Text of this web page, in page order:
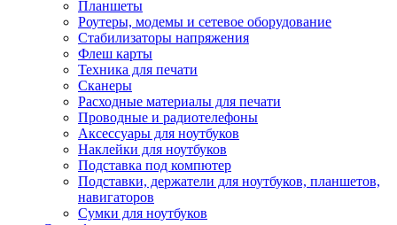
Планшеты
Роутеры, модемы и сетевое оборудование
Стабилизаторы напряжения
Флеш карты
Техника для печати
Сканеры
Расходные материалы для печати
Проводные и радиотелефоны
Аксессуары для ноутбуков
Наклейки для ноутбуков
Подставка под компютер
Подставки, держатели для ноутбуков, планшетов,
навигаторов
Сумки для ноутбуков